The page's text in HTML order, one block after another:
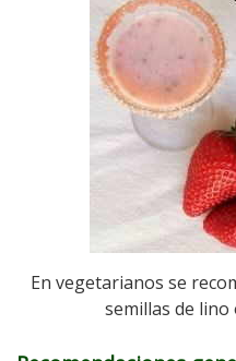
En vegetarianos se
semillas de lino